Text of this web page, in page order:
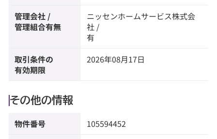
管理会社 /
管理組合有無
ニッセンホームサービス株式会
社 /
有
取引条件の
有効期限
2026年08月17日
その他の情報
物件番号 105594452